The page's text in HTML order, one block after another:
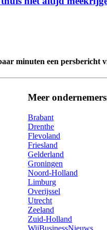
minuten een persbericht
Meer
Brabant
Drenthe
Flevoland
Friesland
Gelderland
Groningen
Noord-Holland
Limburg
Overijssel
Utrecht
Zeeland
Zuid-Holland
WijBusinessNieuws